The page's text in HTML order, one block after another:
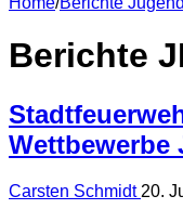
Berichte
Wettbewerbe
Carsten Schmidt 20.